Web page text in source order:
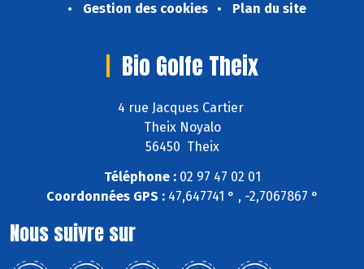
Gestion des cookies
Plan du site
Bio Golfe Theix
4 rue Jacques Cartier
Theix Noyalo
56450 Theix
Téléphone :02 97 47 02 01
Coordonnées GPS :47,647741 ° , -2,7067867 °
Nous suivre sur